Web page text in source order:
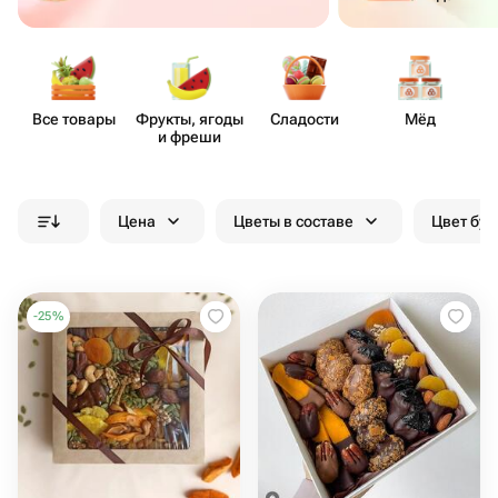
Все товары
Фрукты, ягоды
и фреши
Сладости Мёд
Цена Цветы в составе Цвет
-25%